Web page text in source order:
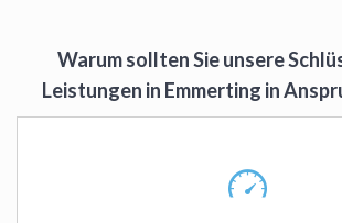
Warum sollten Sie unsere
Leistungen in Emmerting in